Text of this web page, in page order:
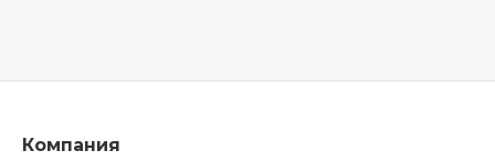
Компания